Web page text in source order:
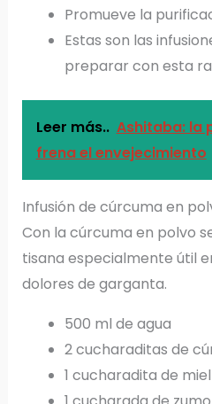
Promueve la
Estas son las
preparar con esta
Leer más.. Ashitaba: la
frena el envejecimiento
Infusión de cúrcuma en
Con la cúrcuma en polvo
tisana especialmente útil
dolores de garganta.
500 ml de agua
2 cucharaditas de
1 cucharadita de miel